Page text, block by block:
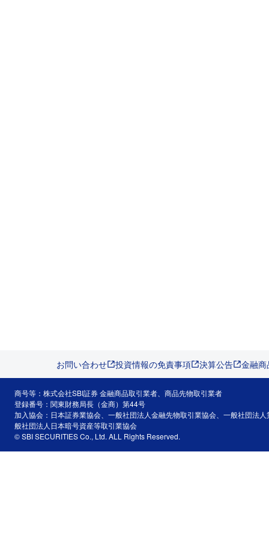
お問い合わせ 投資情報の免責事項 決算公告 金融
商号等：株式会社SBI証券 金融商品取引業者、商品先物取引業者
登録番号：関東財務局長（金商）第44号
加入協会：日本証券業協会、一般社団法人金融先物取引業協会、一般社団法
般社団法人日本暗号資産等取引業協会
© SBI SECURITIES Co., Ltd. ALL Rights Reserved.